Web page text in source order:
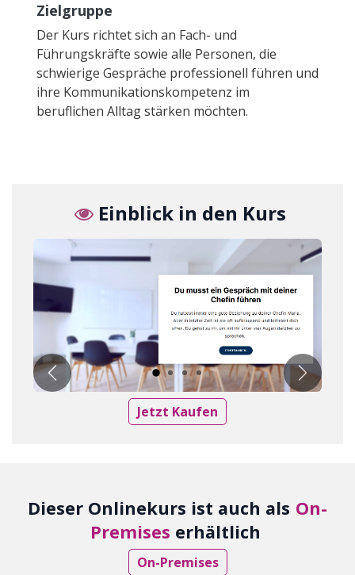
Zielgruppe
Der Kurs richtet sich an Fach- und
Führungskräfte sowie alle Personen, die
schwierige Gespräche professionell führen und
ihre Kommunikationskompetenz im
beruflichen Alltag stärken möchten.
Einblick in den Kurs
Vorherige
Nächste
Jetzt Kaufen
Dieser Onlinekurs ist auch als On-
Premises erhältlich
On-Premises